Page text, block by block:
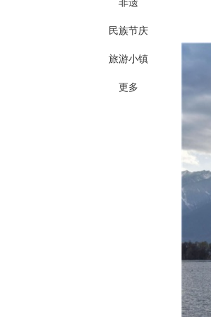
民族节庆
旅游小镇
更多